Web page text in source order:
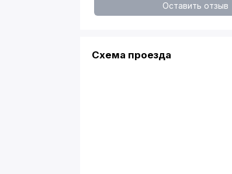
Оставить отзыв
Схема проезда